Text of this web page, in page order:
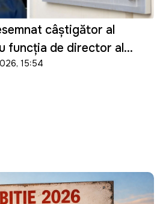
câștigător al
funcția de director al
15:54